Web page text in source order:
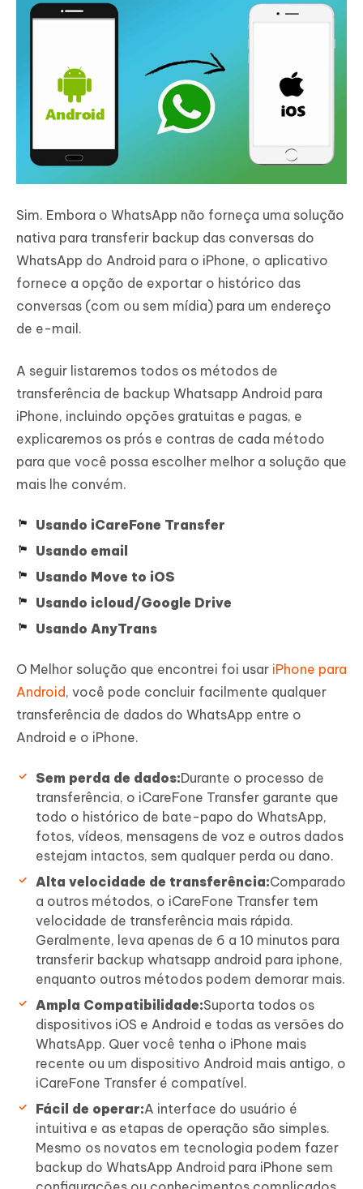
Sim. Embora o WhatsApp não forneça uma solução
nativa para transferir backup das conversas do
WhatsApp do Android para o iPhone, o aplicativo
fornece a opção de exportar o histórico das
conversas (com ou sem mídia) para um endereço
de e-mail.
A seguir listaremos todos os métodos de
transferência de backup Whatsapp Android para
iPhone, incluindo opções gratuitas e pagas, e
explicaremos os prós e contras de cada método
para que você possa escolher melhor a solução que
mais lhe convém.
Usando iCareFone Transfer
Usando email
Usando Move to iOS
Usando icloud/Google Drive
Usando AnyTrans
O Melhor solução que encontrei foi usar iPhone para
Android, você pode concluir facilmente qualquer
transferência de dados do WhatsApp entre o
Android e o iPhone.
Sem perda de dados:Durante o processo de
transferência, o iCareFone Transfer garante que
todo o histórico de bate-papo do WhatsApp,
fotos, vídeos, mensagens de voz e outros dados
estejam intactos, sem qualquer perda ou dano.
Alta velocidade de transferência:Comparado
a outros métodos, o iCareFone Transfer tem
velocidade de transferência mais rápida.
Geralmente, leva apenas de 6 a 10 minutos para
transferir backup whatsapp android para iphone,
enquanto outros métodos podem demorar mais.
Ampla Compatibilidade:Suporta todos os
dispositivos iOS e Android e todas as versões do
WhatsApp. Quer você tenha o iPhone mais
recente ou um dispositivo Android mais antigo, o
iCareFone Transfer é compatível.
Fácil de operar:A interface do usuário é
intuitiva e as etapas de operação são simples.
Mesmo os novatos em tecnologia podem fazer
backup do WhatsApp Android para iPhone sem